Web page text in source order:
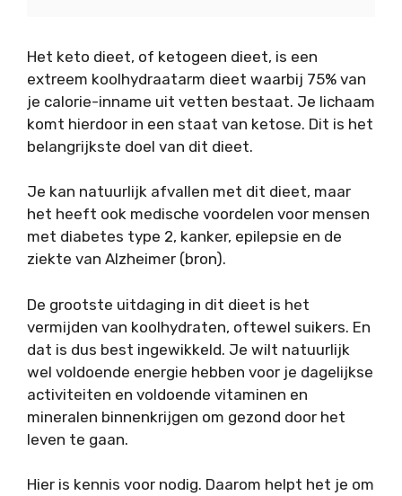
Het keto dieet, of ketogeen dieet, is een
extreem koolhydraatarm dieet waarbij 75% van
je calorie-inname uit vetten bestaat. Je lichaam
komt hierdoor in een staat van ketose. Dit is het
belangrijkste doel van dit dieet.
Je kan natuurlijk afvallen met dit dieet, maar
het heeft ook medische voordelen voor mensen
met diabetes type 2, kanker, epilepsie en de
ziekte van Alzheimer (bron).
De grootste uitdaging in dit dieet is het
vermijden van koolhydraten, oftewel suikers. En
dat is dus best ingewikkeld. Je wilt natuurlijk
wel voldoende energie hebben voor je dagelijkse
activiteiten en voldoende vitaminen en
mineralen binnenkrijgen om gezond door het
leven te gaan.
Hier is kennis voor nodig. Daarom helpt het je om